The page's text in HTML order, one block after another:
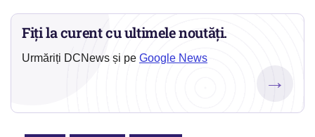
Fiți la curent cu ultimele noutăți.
Urmăriți DCNews și pe Google News
→